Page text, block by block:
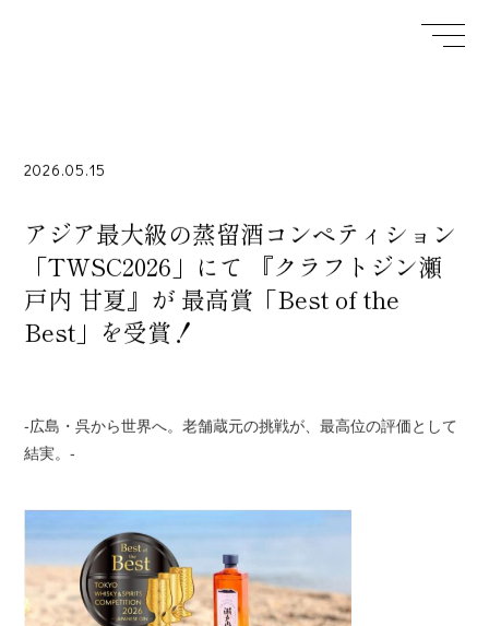
2026.05.15
アジア最大級の蒸留酒コンペティション
「TWSC2026」にて 『クラフトジン瀬
戸内 甘夏』が 最高賞「Best of the
Best」を受賞！
-広島・呉から世界へ。老舗蔵元の挑戦が、最高位の評価として
結実。-